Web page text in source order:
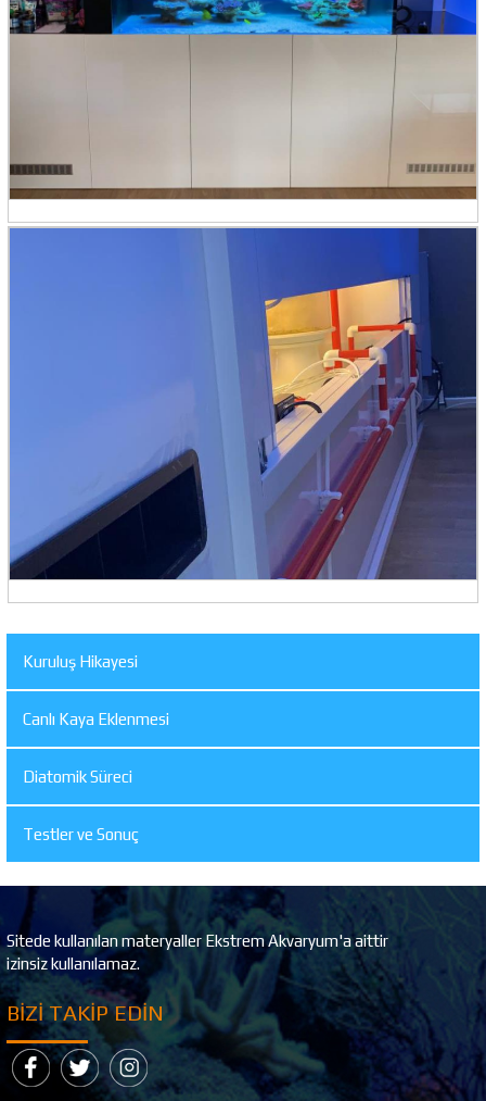
Kuruluş Hikayesi
Canlı Kaya Eklenmesi
Diatomik Süreci
Testler ve Sonuç
Sitede kullanılan materyaller Ekstrem Akvaryum'a aittir
izinsiz kullanılamaz.
BIZI TAKIP EDIN